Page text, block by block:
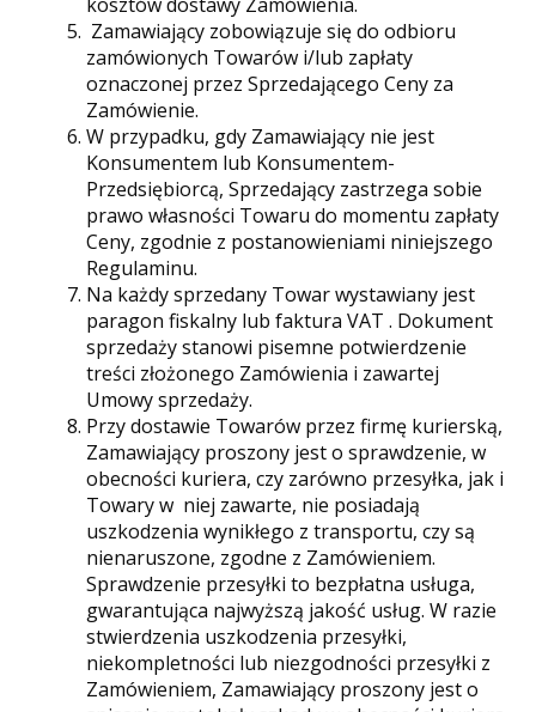
Zamawiający zobowiązuje się do odbioru
zamówionych Towarów i/lub zapłaty
oznaczonej przez Sprzedającego Ceny za
Zamówienie.
W przypadku, gdy Zamawiający nie jest
Konsumentem lub Konsumentem-
Przedsiębiorcą, Sprzedający zastrzega sobie
prawo własności Towaru do momentu zapłaty
Ceny, zgodnie z postanowieniami niniejszego
Regulaminu.
Na każdy sprzedany Towar wystawiany jest
paragon fiskalny lub faktura VAT . Dokument
sprzedaży stanowi pisemne potwierdzenie
treści złożonego Zamówienia i zawartej
Umowy sprzedaży.
Przy dostawie Towarów przez firmę kurierską,
Zamawiający proszony jest o sprawdzenie, w
obecności kuriera, czy zarówno przesyłka, jak i
Towary w niej zawarte, nie posiadają
uszkodzenia wynikłego z transportu, czy są
nienaruszone, zgodne z Zamówieniem.
Sprawdzenie przesyłki to bezpłatna usługa,
gwarantująca najwyższą jakość usług. W razie
stwierdzenia uszkodzenia przesyłki,
niekompletności lub niezgodności przesyłki z
Zamówieniem, Zamawiający proszony jest o